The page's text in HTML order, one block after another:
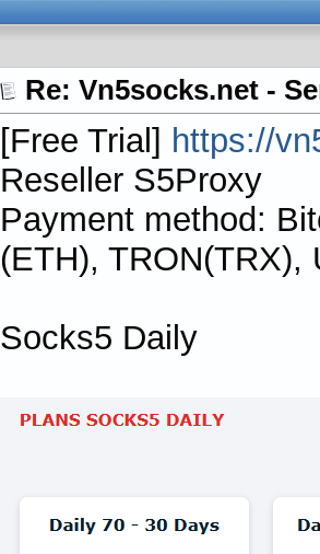
Re: Vn5socks.net -
[Free Trial] https://
Reseller S5Proxy
Payment method:
(ETH), TRON(TRX),
Socks5 Daily